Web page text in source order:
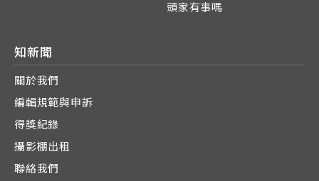
頭家有事嗎
知新聞
關於我們
編輯規範與申訴
得獎紀錄
攝影棚出租
聯絡我們